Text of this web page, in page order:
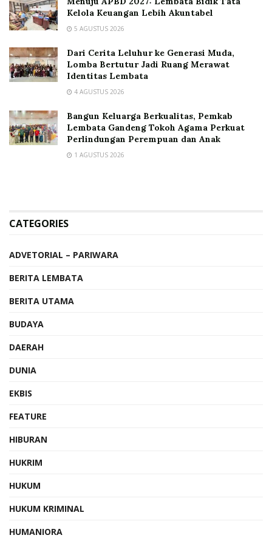
Kelola Keuangan Lebih Akuntabel
5 AGUSTUS 2026
Dari Cerita Leluhur ke Generasi Muda,
Lomba Bertutur Jadi Ruang Merawat
Identitas Lembata
4 AGUSTUS 2026
Bangun Keluarga Berkualitas, Pemkab
Lembata Gandeng Tokoh Agama Perkuat
Perlindungan Perempuan dan Anak
1 AGUSTUS 2026
CATEGORIES
ADVETORIAL – PARIWARA
BERITA LEMBATA
BERITA UTAMA
BUDAYA
DAERAH
DUNIA
EKBIS
FEATURE
HIBURAN
HUKRIM
HUKUM
HUKUM KRIMINAL
HUMANIORA